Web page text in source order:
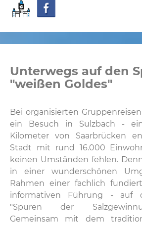
Unterwegs auf den
"weißen Goldes"
Bei organisierten
ein Besuch in Sulzbach -
Kilometer von Saarbrücken
Stadt mit rund 16.000
keinen Umständen fehlen.
in einer wunderschönen
Rahmen einer fachlich
informativen Führung - auf
"Spuren der
Gemeinsam mit dem